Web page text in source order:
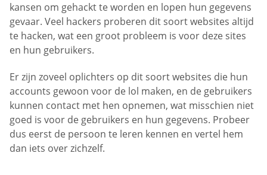
kansen om gehackt te worden en lopen hun gegevens
gevaar. Veel hackers proberen dit soort websites altijd
te hacken, wat een groot probleem is voor deze sites
en hun gebruikers.
Er zijn zoveel oplichters op dit soort websites die hun
accounts gewoon voor de lol maken, en de gebruikers
kunnen contact met hen opnemen, wat misschien niet
goed is voor de gebruikers en hun gegevens. Probeer
dus eerst de persoon te leren kennen en vertel hem
dan iets over zichzelf.